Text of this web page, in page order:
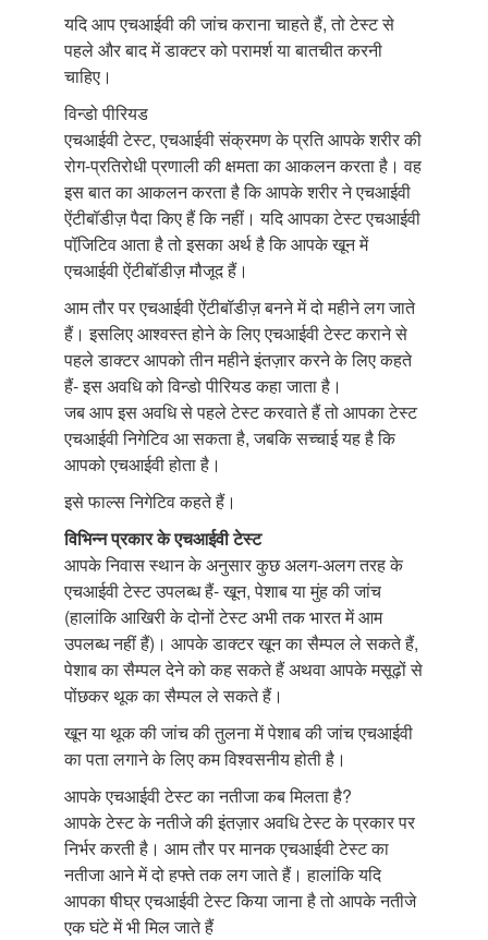
यदि आप एचआईवी की जांच कराना चाहते हैं, तो टेस्ट से
पहले और बाद में डाक्टर को परामर्श या बातचीत करनी
चाहिए।
विन्डो पीरियड
एचआईवी टेस्ट, एचआईवी संक्रमण के प्रति आपके शरीर की
रोग-प्रतिरोधी प्रणाली की क्षमता का आकलन करता है। वह
इस बात का आकलन करता है कि आपके शरीर ने एचआईवी
ऐंटीबॉडीज़ पैदा किए हैं कि नहीं। यदि आपका टेस्ट एचआईवी
पॉजि़टिव आता है तो इसका अर्थ है कि आपके खून में
एचआईवी ऐंटीबॉडीज़ मौजूद हैं।
आम तौर पर एचआईवी ऐंटीबॉडीज़ बनने में दो महीने लग जाते
हैं। इसलिए आश्वस्त होने के लिए एचआईवी टेस्ट कराने से
पहले डाक्टर आपको तीन महीने इंतज़ार करने के लिए कहते
हैं- इस अवधि को विन्डो पीरियड कहा जाता है।
जब आप इस अवधि से पहले टेस्ट करवाते हैं तो आपका टेस्ट
एचआईवी निगेटिव आ सकता है, जबकि सच्चाई यह है कि
आपको एचआईवी होता है।
इसे फाल्स निगेटिव कहते हैं।
विभिन्न प्रकार के एचआईवी टेस्ट
आपके निवास स्थान के अनुसार कुछ अलग-अलग तरह के
एचआईवी टेस्ट उपलब्ध हैं- खून, पेशाब या मुंह की जांच
(हालांकि आखिरी के दोनों टेस्ट अभी तक भारत में आम
उपलब्ध नहीं हैं)। आपके डाक्टर खून का सैम्पल ले सकते हैं,
पेशाब का सैम्पल देने को कह सकते हैं अथवा आपके मसूढ़ों से
पोंछकर थूक का सैम्पल ले सकते हैं।
खून या थूक की जांच की तुलना में पेशाब की जांच एचआईवी
का पता लगाने के लिए कम विश्वसनीय होती है।
आपके एचआईवी टेस्ट का नतीजा कब मिलता है?
आपके टेस्ट के नतीजे की इंतज़ार अवधि टेस्ट के प्रकार पर
निर्भर करती है। आम तौर पर मानक एचआईवी टेस्ट का
नतीजा आने में दो हफ्ते तक लग जाते हैं। हालांकि यदि
आपका षीघ्र एचआईवी टेस्ट किया जाना है तो आपके नतीजे
एक घंटे में भी मिल जाते हैं